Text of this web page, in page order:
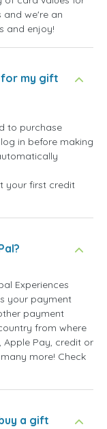
and we're an
and enjoy!
for my gift
to purchase
your first credit
Experiences
payment
from where
Apple Pay, credit or
more! Check
a gift